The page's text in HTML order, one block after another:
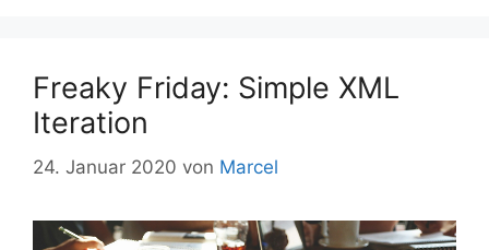
Freaky Friday: Simple XML
Iteration
24. Januar 2020 von Marcel